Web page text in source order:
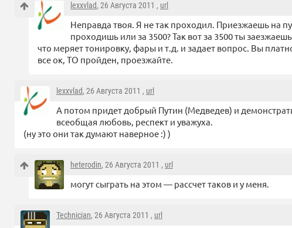
lexxvlad, 26 Августа 2011 , url
Неправда твоя. Я не так проходил. Приезжаешь на
проходишь или за 3500? Так вот за 3500 ты
что меряет тонировку, фары и т.д. и задает вопрос. Вы
все ок, ТО пройден, проезжайте.
lexxvlad, 26 Августа 2011 , url
А потом придет добрый Путин (Медведев) и
всеобщая любовь, респект и уважуха.
(ну это они так думают наверное :) )
heterodin, 26 Августа 2011 , url
могут сыграть на этом — рассчет таков и у меня.
Technician, 26 Августа 2011 , url